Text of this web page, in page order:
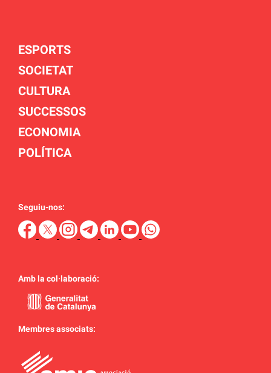
ESPORTS
SOCIETAT
CULTURA
SUCCESSOS
ECONOMIA
POLÍTICA
Seguiu-nos:
Amb la col·laboració:
Membres associats: